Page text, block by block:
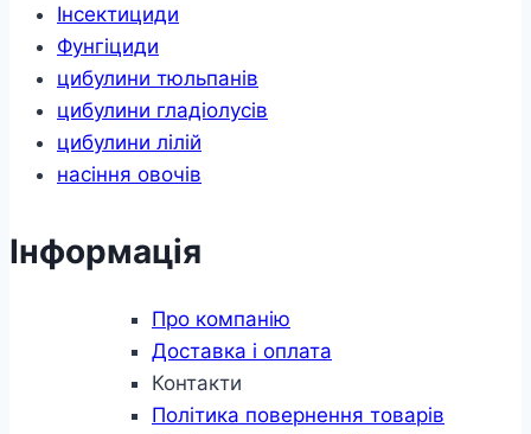
Інсектициди
Фунгіциди
цибулини тюльпанів
цибулини гладіолусів
цибулини лілій
насіння овочів
Інформація
Про компанію
Доставка і оплата
Контакти
Політика повернення товарів